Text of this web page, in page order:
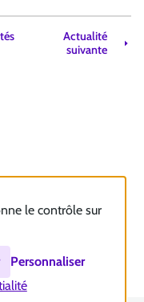
Actualité
suivante
le contrôle sur
Personnaliser